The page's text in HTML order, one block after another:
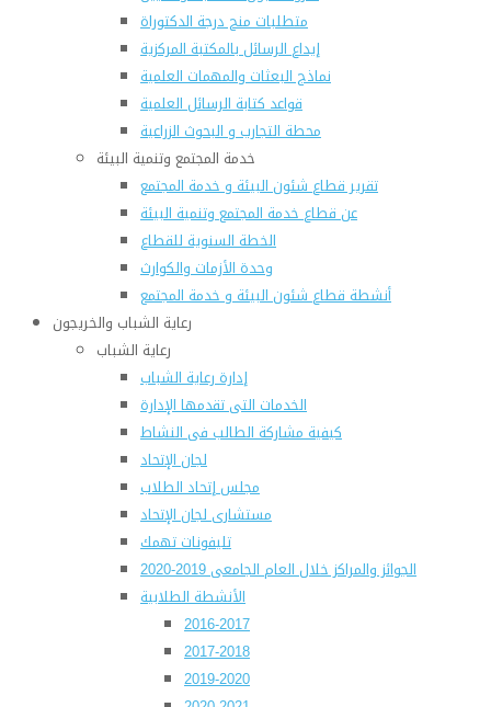
متطلبات منح درجة الدكتوراة
إيداع الرسائل بالمكتبة المركزية
نماذج البعثات والمهمات العلمية
قواعد كتابة الرسائل العلمية
محطة التجارب و البحوث الزراعية
خدمة المجتمع وتنمية البيئة
تقرير قطاع شئون البيئة و خدمة المجتمع
عن قطاع خدمة المجتمع وتنمية البيئة
الخطة السنوية للقطاع
وحدة الأزمات والكوارث
أنشطة قطاع شئون البيئة و خدمة المجتمع
رعاية الشباب والخريجون
رعاية الشباب
إدارة رعاية الشباب
الخدمات التى تقدمها الإدارة
كيفية مشاركة الطالب فى النشاط
لجان الإتحاد
مجلس إتحاد الطلاب
مستشارى لجان الإتحاد
تليفونات تهمك
الجوائز والمراكز خلال العام الجامعى 2019-2020
الأنشطة الطلابية
2016-2017
2017-2018
2019-2020